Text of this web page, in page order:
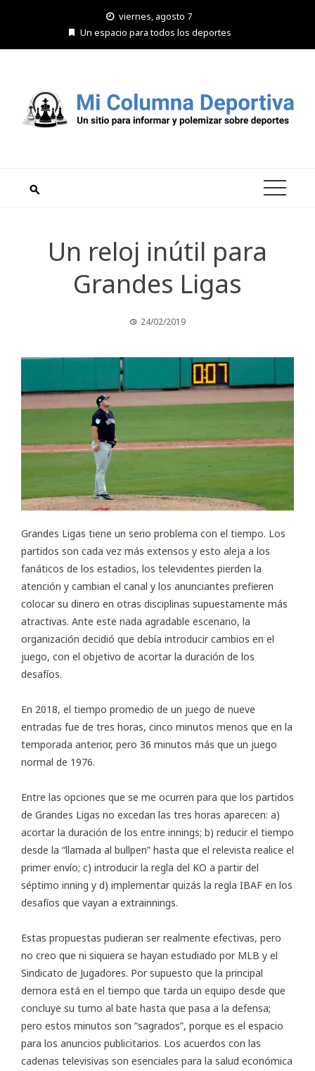
viernes, agosto 7
Un espacio para todos los deportes
Un reloj inútil para
Grandes Ligas
24/02/2019
Grandes Ligas tiene un serio problema con el tiempo. Los
partidos son cada vez más extensos y esto aleja a los
fanáticos de los estadios, los televidentes pierden la
atención y cambian el canal y los anunciantes prefieren
colocar su dinero en otras disciplinas supuestamente más
atractivas. Ante este nada agradable escenario, la
organización decidió que debía introducir cambios en el
juego, con el objetivo de acortar la duración de los
desafíos.
En 2018, el tiempo promedio de un juego de nueve
entradas fue de tres horas, cinco minutos menos que en la
temporada anterior, pero 36 minutos más que un juego
normal de 1976.
Entre las opciones que se me ocurren para que los partidos
de Grandes Ligas no excedan las tres horas aparecen: a)
acortar la duración de los entre innings; b) reducir el tiempo
desde la “llamada al bullpen” hasta que el relevista realice el
primer envío; c) introducir la regla del KO a partir del
séptimo inning y d) implementar quizás la regla IBAF en los
desafíos que vayan a extrainnings.
Estas propuestas pudieran ser realmente efectivas, pero
no creo que ni siquiera se hayan estudiado por MLB y el
Sindicato de Jugadores. Por supuesto que la principal
demora está en el tiempo que tarda un equipo desde que
concluye su turno al bate hasta que pasa a la defensa;
pero estos minutos son “sagrados”, porque es el espacio
para los anuncios publicitarios. Los acuerdos con las
cadenas televisivas son esenciales para la salud económica